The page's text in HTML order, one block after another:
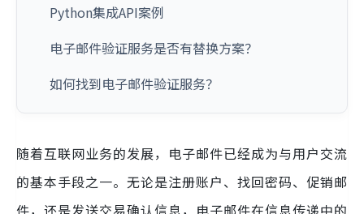
Python集成API案例
电子邮件验证服务是否有替换方案？
如何找到电子邮件验证服务？
随着互联网业务的发展，电子邮件已经成为与用户交流
的基本手段之一。无论是注册账户、找回密码、促销邮
件，还是发送交易确认信息，电子邮件在信息传递中的